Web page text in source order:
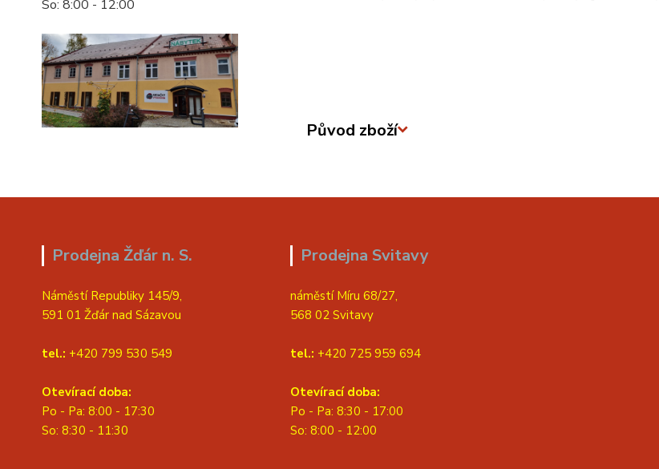
So: 8:00 - 12:00
Původ zboží
Prodejna Žďár n. S.
Náměstí Republiky 145/9,
591 01 Žďár nad Sázavou
tel.: +420 799 530 549
Otevírací doba:
Po - Pa: 8:00 - 17:30
So: 8:30 - 11:30
Prodejna Svitavy
náměstí Míru 68/27,
568 02 Svitavy
tel.: +420 725 959 694
Otevírací doba:
Po - Pa: 8:30 - 17:00
So: 8:00 - 12:00